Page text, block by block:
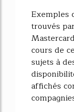
Exemples
trouvés
cours de
sujets à
affichés